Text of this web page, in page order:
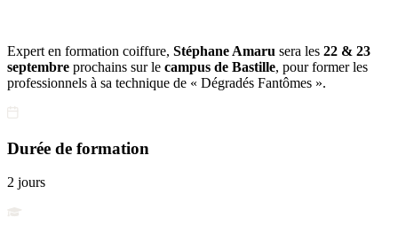
Expert en formation coiffure, Stéphane Amaru sera les 22 & 23
septembre prochains sur le campus de Bastille, pour former les
professionnels à sa technique de « Dégradés Fantômes ».
Durée de formation
2 jours